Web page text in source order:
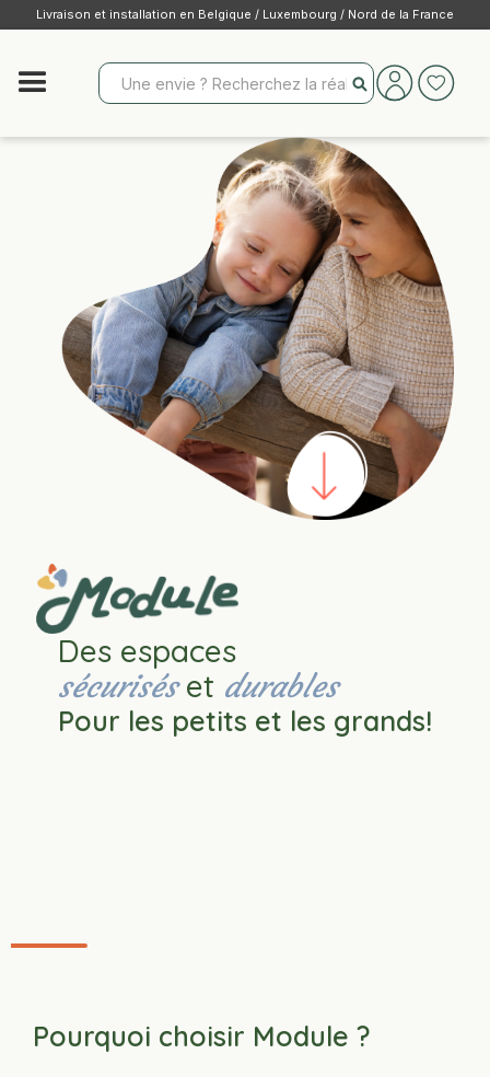
Livraison et installation en Belgique / Luxembourg / Nord de la France
Des espaces
sécuriséset durables
Pour les petits et les grands!
Pourquoi choisir Module ?